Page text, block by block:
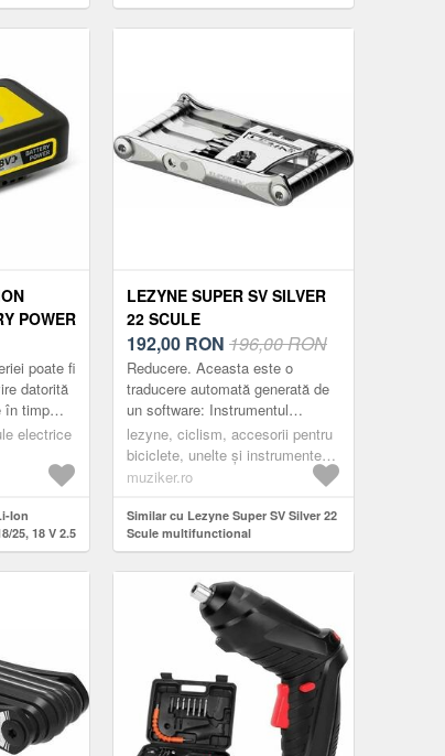
POWER
poate fi
datorită
în timp
arată
electrice
Ion
25, 18 V 2.5
18 V
LEZYNE SUPER SV SILVER
22 SCULE
MULTIFUNCTIONAL
192,00 RON 196,00 RON
Reducere. Aceasta este o
traducere automată generată de
un software: Instrumentul
multiplu pentru biciclete Super
SV din inox este cel mai bun
instrument de ...
lezyne, ciclism, accesorii pentru
biciclete, unelte și instrumente
multifuncționale, scule multiple,
muziker.ro
Similar cu Lezyne Super SV Silver 22
Scule multifunctional